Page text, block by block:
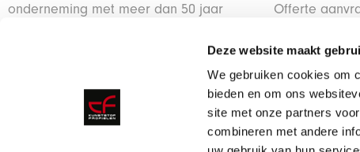
Deze website maakt
We gebruiken cookies om
bieden en om ons
site met onze partners
combineren met andere
onderneming met meer dan 50 jaar
De ontwikkeling van klantspecifieke
profielen is een belangrijke activiteit voor
onze organisatie.
Offerte